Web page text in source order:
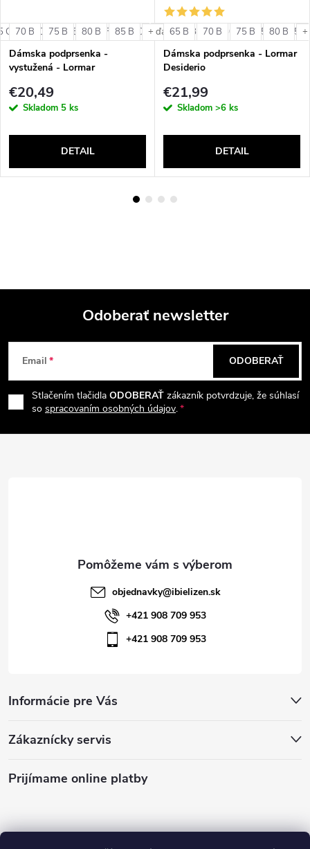
+ ďalšie
C 75 D 75 E 75 F 80 C 80 D 80 E 80 F 85 C 85 D
70 B 75 B 80 B 85 B + ďalšie
Dámska podprsenka -
vystužená - Lormar
€20,49
Skladom 5 ks
DETAIL
65 B 70 B 75 B 80 B +
Dámska podprsenka - Lormar
Desiderio
€21,99
Skladom >6 ks
DETAIL
Z
á
p
Odoberať newsletter
Email
Stlačením tlačidla ODOBERAŤ zákazník potvrdzuje, že súhlasí
so spracovaním osobných údajov.
ODOBERAŤ
Informácie pre Vás
Zákaznícky servis
Prijímame online platby
objednavky@ibielizen.sk
+421 908 709 953
+421 908 709 953